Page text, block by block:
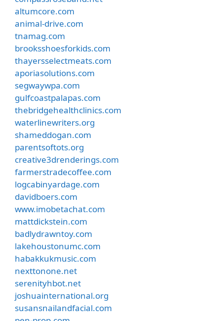
altumcore.com
animal-drive.com
tnamag.com
brooksshoesforkids.com
thayersselectmeats.com
aporiasolutions.com
segwaywpa.com
gulfcoastpalapas.com
thebridgehealthclinics.com
waterlinewriters.org
shameddogan.com
parentsoftots.org
creative3drenderings.com
farmerstradecoffee.com
logcabinyardage.com
davidboers.com
www.imobetachat.com
mattdickstein.com
badlydrawntoy.com
lakehoustonumc.com
habakkukmusic.com
nexttonone.net
serenityhbot.net
joshuainternational.org
susansnailandfacial.com